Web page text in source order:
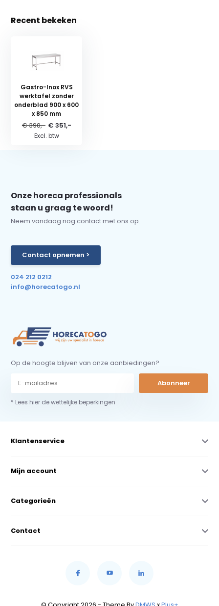
Recent bekeken
Gastro-Inox RVS
werktafel zonder
onderblad 900 x 600
x 850 mm
€ 390,- € 351,-
Excl. btw
Onze horeca professionals
staan u graag te woord!
Neem vandaag nog contact met ons op.
Contact opnemen >
024 212 0212
info@horecatogo.nl
Op de hoogte blijven van onze aanbiedingen?
Abonneer
* Lees hier de wettelijke beperkingen
Klantenservice
Mijn account
Categorieën
Contact